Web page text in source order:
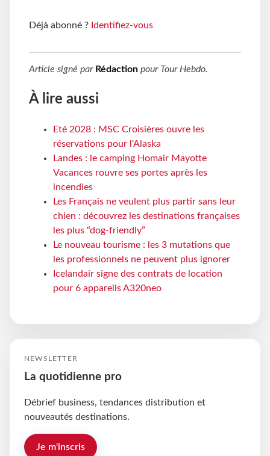
Déjà abonné ? Identifiez-vous
Article signé par Rédaction pour Tour Hebdo.
À lire aussi
Eté 2028 : MSC Croisières ouvre les
réservations pour l'Alaska
Landes : le camping Homair Mayotte
Vacances rouvre ses portes après les
incendies
Les Français ne veulent plus partir sans leur
chien : découvrez les destinations françaises
les plus “dog-friendly”
Le nouveau tourisme : les 3 mutations que
les professionnels ne peuvent plus ignorer
Icelandair signe des contrats de location
pour 6 appareils A320neo
NEWSLETTER
La quotidienne pro
Débrief business, tendances distribution et
nouveautés destinations.
Je m'inscris